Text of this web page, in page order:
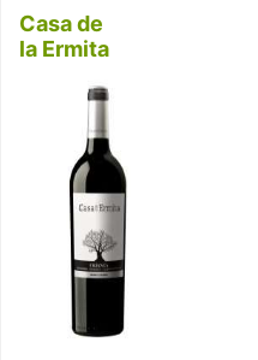
Casa de
la Ermita